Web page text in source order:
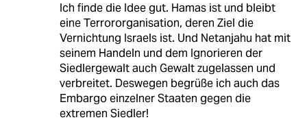
Ich finde die Idee gut. Hamas ist und bleibt
eine Terrororganisation, deren Ziel die
Vernichtung Israels ist. Und Netanjahu hat mit
seinem Handeln und dem Ignorieren der
Siedlergewalt auch Gewalt zugelassen und
verbreitet. Deswegen begrüße ich auch das
Embargo einzelner Staaten gegen die
extremen Siedler!